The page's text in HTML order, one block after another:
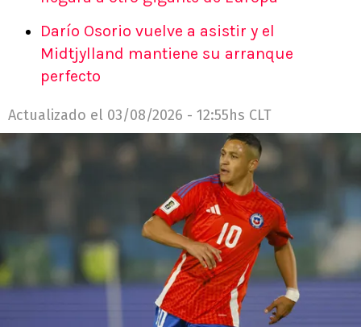
Darío Osorio vuelve a asistir y el
Midtjylland mantiene su arranque
perfecto
Actualizado el 03/08/2026 - 12:55hs CLT